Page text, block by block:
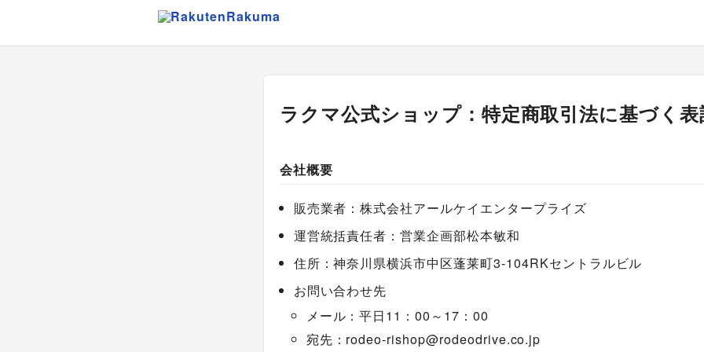
ラクマ公式ショップ：特定商取引法に基づく
会社概要
販売業者：株式会社アールケイエンタープライズ
運営統括責任者：営業企画部松本敏和
住所：神奈川県横浜市中区蓬莱町3-104RKセントラルビル
お問い合わせ先
メール：平日11：00～17：00
宛先：rodeo-rishop@rodeodrive.co.jp